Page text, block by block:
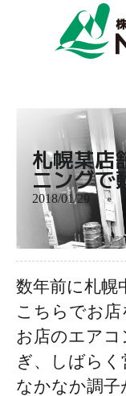
札幌某
ニングで
2018/01/29
数年前に札幌
こちらでお店
お店のエア
ぎ、しばらく
なかなか調子